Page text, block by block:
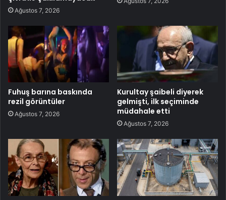
Ağustos 7, 2026
Fuhuş barına baskında
rezil görüntüler
Ağustos 7, 2026
Kurultay şaibeli diyerek
gelmişti, ilk seçiminde
müdahale etti
Ağustos 7, 2026